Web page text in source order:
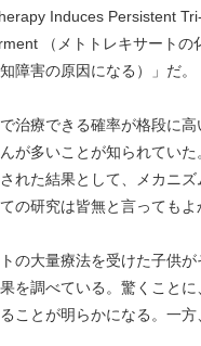
Induces Persistent
（メトトレキサートの
障害の原因になる）」だ。
治療できる確率が格段に
が多いことが知られてい
れた結果として、メカニ
の研究は皆無と言ってもよ
の大量療法を受けた子供
を調べている。驚くこと
ことが明らかになる。一